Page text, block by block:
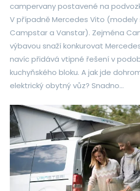
campervany postavené na
V případně Mercedes Vito (modely
Campstar a Vanstar). Zejména
výbavou snaží konkurovat
navíc přidává vtipné řešení v
kuchyňského bloku. A jak jde
elektrický obytný vůz? Snadno…